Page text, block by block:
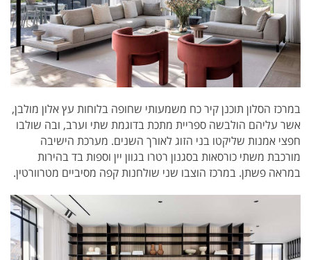
במרכז הסלון תוכנן קיר כח משמעותי שחופה בלוחות עץ אלון מולבן,
אשר עליהם הולבשה ספריית מתכת בדוגמת שתי וערב, ובה שולבו
חפצי אמנות שליקטו בני הזוג לאורך השנים. מערכת הישיבה
מורכבת משתי כורסאות בסגנון רטרו בגוון יין וספות בד בהירות
במראה פשתן. במרכז הוצבו שני שולחנות קפה מסיביים מטרוורטין.